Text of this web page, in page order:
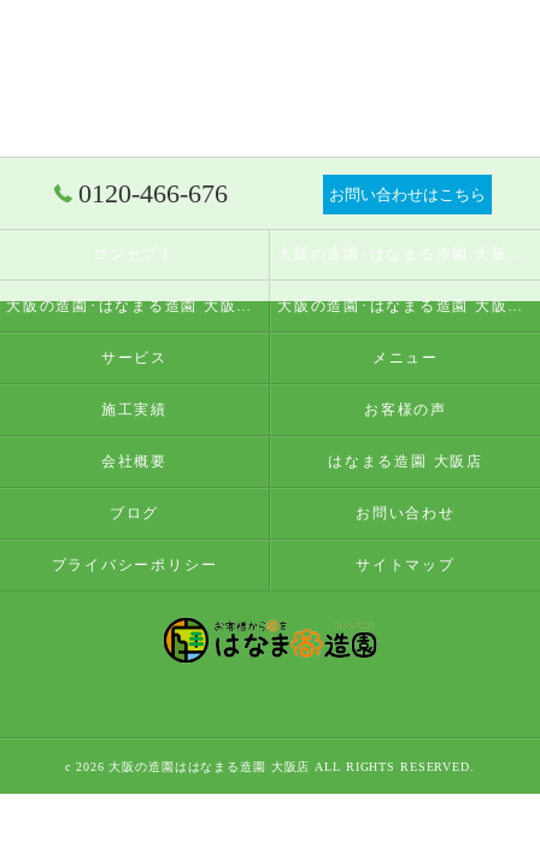
0120-466-676 お問い合わせはこちら
コンセプト
大阪の造園･はなまる造園 大阪店の評判 大阪の造園･はなまる造園 大阪店のお客様の声
サービス メニュー
施工実績 お客様の声
会社概要 はなまる造園 大阪店
ブログ お問い合わせ
プライバシーポリシー サイトマップ
c 2026 大阪の造園ははなまる造園 大阪店 ALL RIGHTS RESERVED.